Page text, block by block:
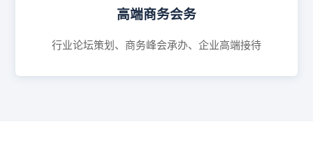
高端商务会务
行业论坛策划、商务峰会承办、企业高端接待